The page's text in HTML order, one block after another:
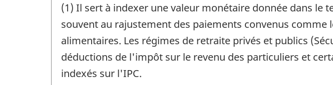
(1) Il sert à indexer une valeur monétaire donnée dans
souvent au rajustement des paiements convenus comme
alimentaires. Les régimes de retraite privés et publics
déductions de l'impôt sur le revenu des particuliers et
indexés sur l'IPC.